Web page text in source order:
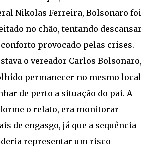
Nikolas Ferreira, Bolsonaro foi
no chão, tentando descansar
provocado pelas crises.
o vereador Carlos Bolsonaro,
permanecer no mesmo local
de perto a situação do pai. A
o relato, era monitorar
de engasgo, já que a sequência
representar um risco